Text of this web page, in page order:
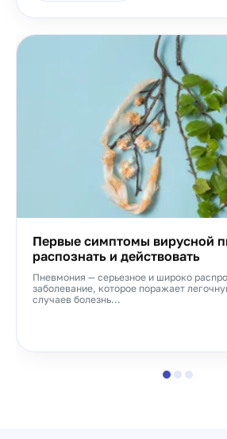
Первые симптомы вирусной
распознать и действовать
Пневмония — серьезное и широко
заболевание, которое поражает
случаев болезнь...